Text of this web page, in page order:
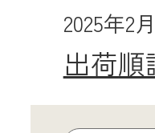
2025年2
出荷